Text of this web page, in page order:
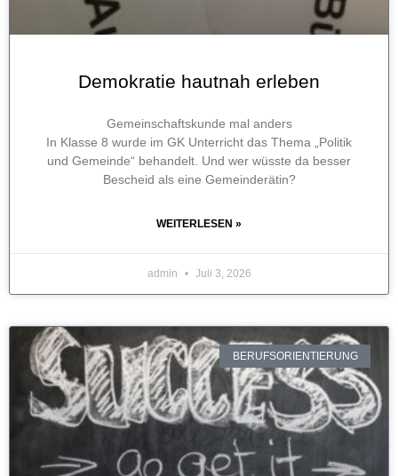
Demokratie hautnah erleben
Gemeinschaftskunde mal anders
In Klasse 8 wurde im GK Unterricht das Thema „Politik
und Gemeinde“ behandelt. Und wer wüsste da besser
Bescheid als eine Gemeinderätin?
WEITERLESEN »
admin Juli 3, 2026
BERUFSORIENTIERUNG